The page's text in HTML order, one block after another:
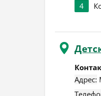
4
Адрес: